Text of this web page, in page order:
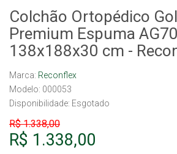
Colchão Ortopédico
Premium Espuma AG70
138x188x30 cm -
Marca: Reconflex
Modelo: 000053
Disponibilidade: Esgotado
R$ 1.338,00
R$ 1.338,00